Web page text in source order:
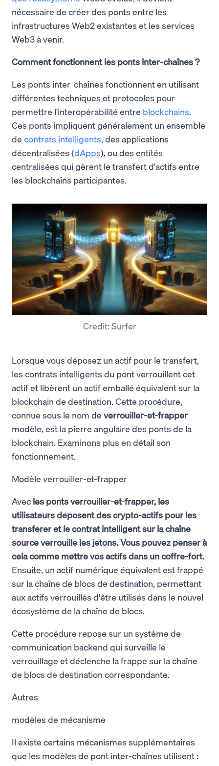
nécessaire de créer des ponts entre les
infrastructures Web2 existantes et les services
Web3 à venir.
Comment fonctionnent les ponts inter-chaînes ?
Les ponts inter-chaînes fonctionnent en utilisant
différentes techniques et protocoles pour
permettre l'interopérabilité entre blockchains
Ces ponts impliquent généralement un ensemble
de contrats intelligents , des applications
décentralisées (dApps), ou des entités
centralisées qui gèrent le transfert d'actifs entre
les blockchains participantes.
Credit: Surfer
Lorsque vous déposez un actif pour le transfert,
les contrats intelligents du pont verrouillent cet
actif et libèrent un actif emballé équivalent sur la
blockchain de destination. Cette procédure,
connue sous le nom de verrouiller-et-frapper
modèle, est la pierre angulaire des ponts de la
blockchain. Examinons plus en détail son
fonctionnement.
Modèle verrouiller-et-frapper
Avec les ponts verrouiller-et-frapper, les
utilisateurs déposent des crypto-actifs pour les
transférer et le contrat intelligent sur la chaîne
source verrouille les jetons. Vous pouvez penser à
cela comme mettre vos actifs dans un coffre-fort.
Ensuite, un actif numérique équivalent est frappé
sur la chaîne de blocs de destination, permettant
aux actifs verrouillés d'être utilisés dans le nouvel
écosystème de la chaîne de blocs.
Cette procédure repose sur un système de
communication backend qui surveille le
verrouillage et déclenche la frappe sur la chaîne
de blocs de destination correspondante.
Autres
modèles de mécanisme
Il existe certains mécanismes supplémentaires
que les modèles de pont inter-chaînes utilisent :